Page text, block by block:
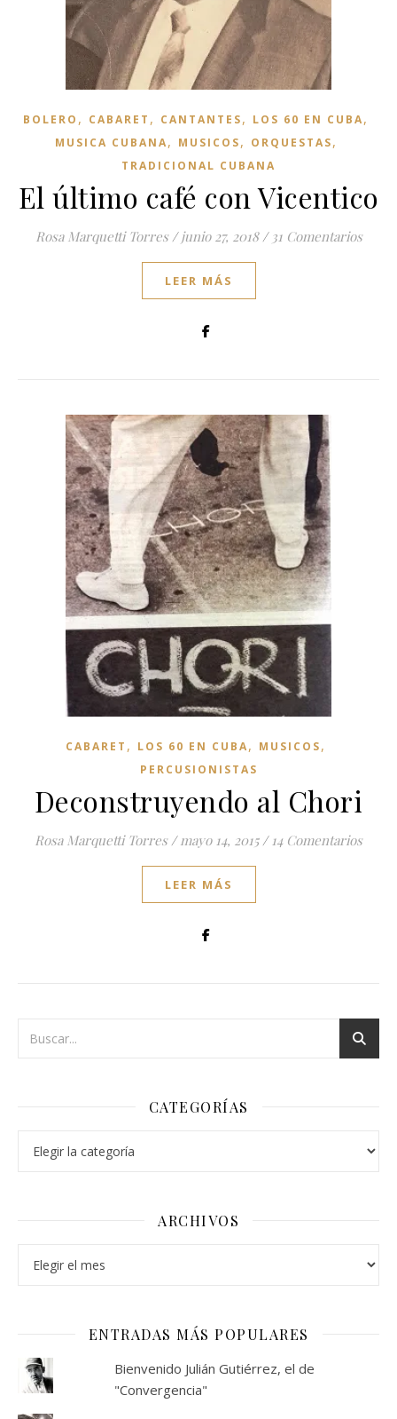
BOLERO , CABARET , CANTANTES, LOS 60 EN CUBA,
MUSICA CUBANA, MUSICOS, ORQUESTAS,
TRADICIONAL CUBANA
El último café con Vicentico
Rosa Marquetti Torres / junio 27, 2018 / 31 Comentarios
LEER MÁS
CABARET , LOS 60 EN CUBA, MUSICOS,
PERCUSIONISTAS
Deconstruyendo al Chori
Rosa Marquetti Torres / mayo 14, 2015 / 14 Comentarios
LEER MÁS
CATEGORÍAS
ARCHIVOS
ENTRADAS MÁS POPULARES
Bienvenido Julián Gutiérrez, el de
"Convergencia"